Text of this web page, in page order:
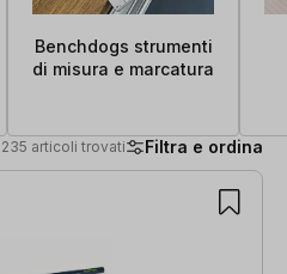
Benchdogs strumenti
di misura e marcatura
235 articoli trovati Filtra e ordina